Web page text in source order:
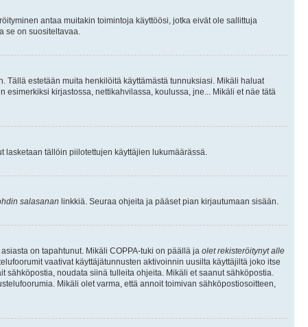
antaa muitakin toimintoja käyttöösi, jotka eivät ole sallittuja
se on suositeltavaa.
estetään muita henkilöitä käyttämästä tunnuksiasi. Mikäli haluat
kirjastossa, nettikahvilassa, koulussa, jne... Mikäli et näe tätä
lasketaan tällöin piilotettujen käyttäjien lukumäärässä.
salasanan linkkiä. Seuraa ohjeita ja pääset pian kirjautumaan sisään.
on tapahtunut. Mikäli COPPA-tuki on päällä ja olet rekisteröitynyt alle
vaativat käyttäjätunnusten aktivoinnin uusilta käyttäjiltä joko itse
noudata siinä tulleita ohjeita. Mikäli et saanut sähköpostia.
Mikäli olet varma, että annoit toimivan sähköpostiosoitteen,